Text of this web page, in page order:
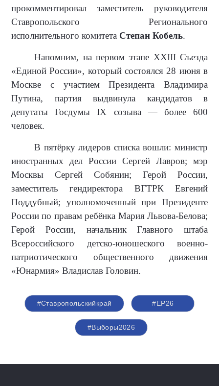
прокомментировал заместитель руководителя
Ставропольского Регионального
исполнительного комитета Степан Кобель.
Напомним, на первом этапе XXIII Съезда
«Единой России», который состоялся 28 июня в
Москве с участием Президента Владимира
Путина, партия выдвинула кандидатов в
депутаты Госдумы IX созыва — более 600
человек.
В пятёрку лидеров списка вошли: министр
иностранных дел России Сергей Лавров; мэр
Москвы Сергей Собянин; Герой России,
заместитель гендиректора ВГТРК Евгений
Поддубный; уполномоченный при Президенте
России по правам ребёнка Мария Львова-Белова;
Герой России, начальник Главного штаба
Всероссийского детско-юношеского военно-
патриотического общественного движения
«Юнармия» Владислав Головин.
#Ставропольскийкрай #ЕР26
#Выборы2026